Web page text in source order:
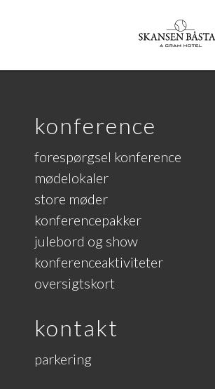
konference
forespørgsel konference
mødelokaler
store møder
konferencepakker
julebord og show
konferenceaktiviteter
oversigtskort
kontakt
parkering